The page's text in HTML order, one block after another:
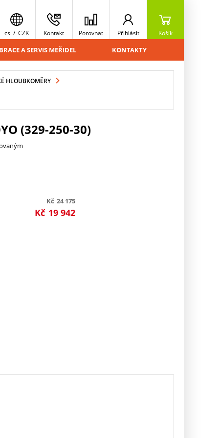
cs / CZK Kontakt Porovnat Přihlásit Košík
A SERVIS MEŘIDEL KONTAKTY
HLOUBKOMĚRY
(329-250-30)
24 175
Kč
19 942
Kč